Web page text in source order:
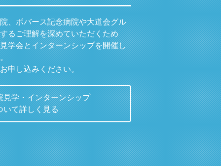
、ボバース記念病院や大道会グル
るご理解を深めていただくため
学会とインターンシップを開催し
申し込みください。
見学・インターンシップ
いて詳しく見る